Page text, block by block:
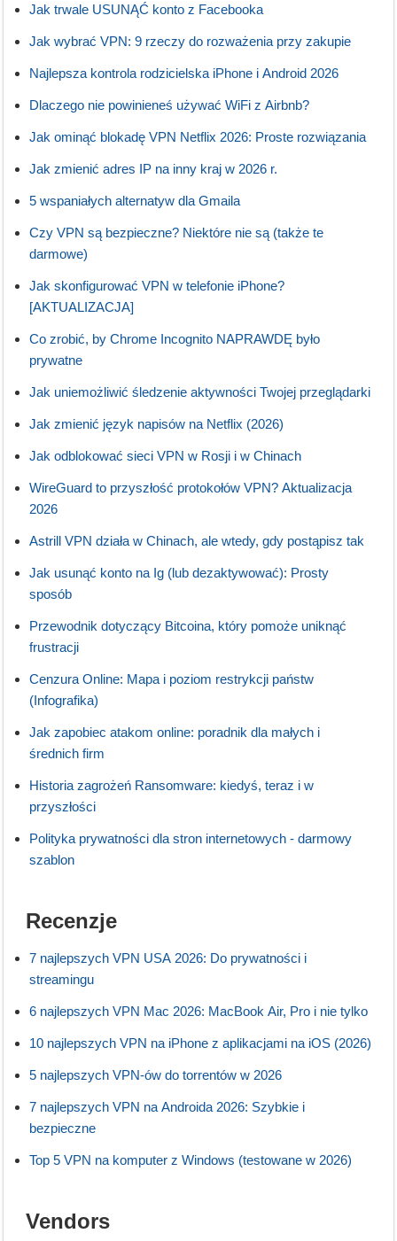
Jak trwale USUNĄĆ konto z Facebooka
Jak wybrać VPN: 9 rzeczy do rozważenia przy zakupie
Najlepsza kontrola rodzicielska iPhone i Android 2026
Dlaczego nie powinieneś używać WiFi z Airbnb?
Jak ominąć blokadę VPN Netflix 2026: Proste rozwiązania
Jak zmienić adres IP na inny kraj w 2026 r.
5 wspaniałych alternatyw dla Gmaila
Czy VPN są bezpieczne? Niektóre nie są (także te
darmowe)
Jak skonfigurować VPN w telefonie iPhone?
[AKTUALIZACJA]
Co zrobić, by Chrome Incognito NAPRAWDĘ było
prywatne
Jak uniemożliwić śledzenie aktywności Twojej przeglądarki
Jak zmienić język napisów na Netflix (2026)
Jak odblokować sieci VPN w Rosji i w Chinach
WireGuard to przyszłość protokołów VPN? Aktualizacja
2026
Astrill VPN działa w Chinach, ale wtedy, gdy postąpisz tak
Jak usunąć konto na Ig (lub dezaktywować): Prosty
sposób
Przewodnik dotyczący Bitcoina, który pomoże uniknąć
frustracji
Cenzura Online: Mapa i poziom restrykcji państw
(Infografika)
Jak zapobiec atakom online: poradnik dla małych i
średnich firm
Historia zagrożeń Ransomware: kiedyś, teraz i w
przyszłości
Polityka prywatności dla stron internetowych - darmowy
szablon
Recenzje
7 najlepszych VPN USA 2026: Do prywatności i
streamingu
6 najlepszych VPN Mac 2026: MacBook Air, Pro i nie tylko
10 najlepszych VPN na iPhone z aplikacjami na iOS (2026)
5 najlepszych VPN-ów do torrentów w 2026
7 najlepszych VPN na Androida 2026: Szybkie i
bezpieczne
Top 5 VPN na komputer z Windows (testowane w 2026)
Vendors